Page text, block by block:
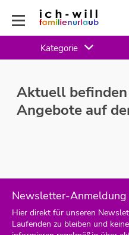
Kategorie
Aktuell befinden
Angebote auf
Newsletter-Anmeldung
Hier direkt für unseren
Laufenden zu bleiben und